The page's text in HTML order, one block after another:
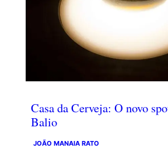
Casa da Cerveja: O novo
Balio
JOÃO MANAIA RATO